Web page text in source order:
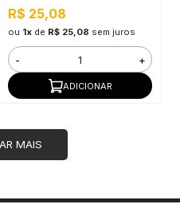
R$ 25,08
ou 1xde R$ 25,08 sem juros
- +
ADICIONAR
MAIS